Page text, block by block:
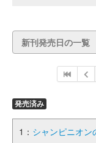
新刊発売日の一覧
発売済み
1： シャンピニオ